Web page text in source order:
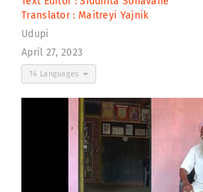
Translator : Maitreyi Yajnik
Udupi
April 27, 2023
14 Languages